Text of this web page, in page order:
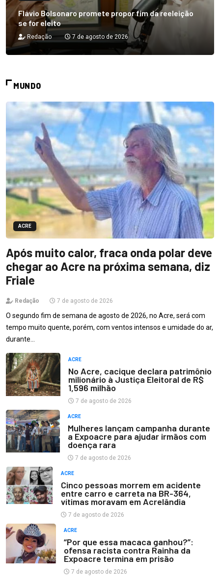
Flávio Bolsonaro promete propor fim da reeleição
se for eleito
Redação 7 de agosto de 2026
MUNDO
ACRE
Após muito calor, fraca onda polar deve
chegar ao Acre na próxima semana, diz
Friale
Redação 7 de agosto de 2026
O segundo fim de semana de agosto de 2026, no Acre, será com
tempo muito quente, porém, com ventos intensos e umidade do ar,
durante…
ACRE
No Acre, cacique declara patrimônio
milionário à Justiça Eleitoral de R$
1,596 milhão
7 de agosto de 2026
ACRE
Mulheres lançam campanha durante
a Expoacre para ajudar irmãos com
doença rara
7 de agosto de 2026
ACRE
Cinco pessoas morrem em acidente
entre carro e carreta na BR-364,
vítimas moravam em Acrelândia
7 de agosto de 2026
ACRE
“Por que essa macaca ganhou?”:
ofensa racista contra Rainha da
Expoacre termina em prisão
7 de agosto de 2026